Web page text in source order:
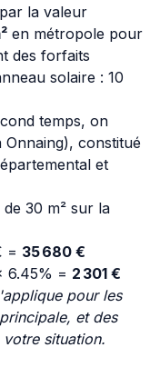
la valeur
en métropole pour
des forfaits
solaire : 10
temps, on
Onnaing), constitué
et
30 m² sur la
= 35 680 €
6.45% = 2 301 €
pour les
et des
situation.